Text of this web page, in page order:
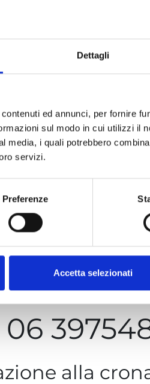
Dettagli
ed annunci, per fornire
sul modo in cui utilizzi il
media, i quali potrebbero
servizi.
Preferenze
Accetta selezionati
il diritto all’oblio e la
digitale, in cui le
online. I motori di
e nella
hanno come
anche informazioni
e avere un
Lex
alla